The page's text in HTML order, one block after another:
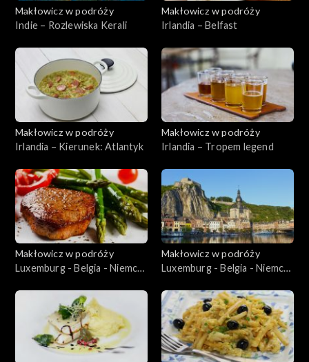
Makłowicz w podróży
Indie – Rozlewiska Kerali
Makłowicz w podróży
Irlandia – Belfast
Makłowicz w podróży
Irlandia – Kierunek: Atlantyk
Makłowicz w podróży
Irlandia – Tropem legend
Makłowicz w podróży
Luxemburg - Belgia - Niemcy
Makłowicz w podróży
Luxemburg - Belgia - Niemcy